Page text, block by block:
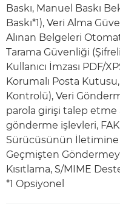
Baskı, Manuel Baskı
Baskı*1), Veri Alma
Alınan Belgeleri
Tarama Güvenliği
Kullanıcı İmzası PDF/
Korumalı Posta
Kontrolü), Veri
parola girişi talep etme
gönderme işlevleri,
Sürücüsünün İletimine
Geçmişten
Kısıtlama, S/MIME
*1 Opsiyonel